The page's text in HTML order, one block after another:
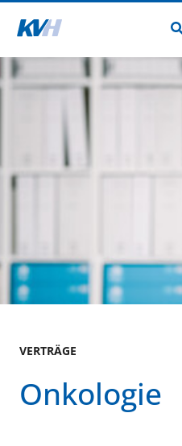
Zur Startseite
VERTRÄGE
Onkologie